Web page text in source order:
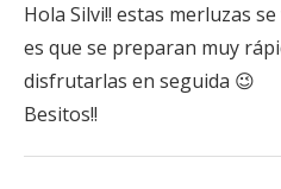
Hola Silvi!! estas merluzas
es que se preparan muy
disfrutarlas en seguida 😉
Besitos!!